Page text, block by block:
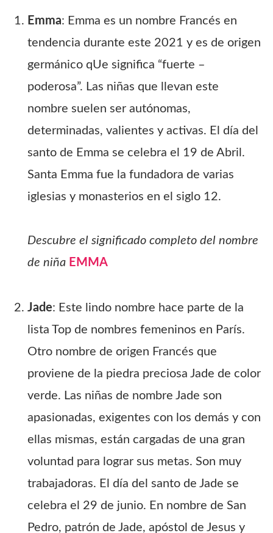
Emma: Emma es un nombre Francés en
tendencia durante este 2021 y es de origen
germánico qUe significa “fuerte –
poderosa”. Las niñas que llevan este
nombre suelen ser autónomas,
determinadas, valientes y activas. El día del
santo de Emma se celebra el 19 de Abril.
Santa Emma fue la fundadora de varias
iglesias y monasterios en el siglo 12.
Descubre el significado completo del nombre
de niña EMMA
Jade: Este lindo nombre hace parte de la
lista Top de nombres femeninos en París.
Otro nombre de origen Francés que
proviene de la piedra preciosa Jade de color
verde. Las niñas de nombre Jade son
apasionadas, exigentes con los demás y con
ellas mismas, están cargadas de una gran
voluntad para lograr sus metas. Son muy
trabajadoras. El día del santo de Jade se
celebra el 29 de junio. En nombre de San
Pedro, patrón de Jade, apóstol de Jesus y